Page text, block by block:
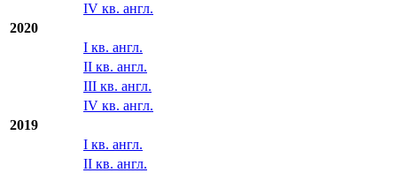
IV кв. англ.
2020
I кв. англ.
II кв. англ.
III кв. англ.
IV кв. англ.
2019
I кв. англ.
II кв. англ.